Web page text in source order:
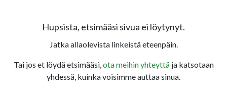
Hupsista, etsimääsi sivua ei löytynyt.
Jatka allaolevista linkeistä eteenpäin.
Tai jos et löydä etsimääsi,ota meihin yhteyttäja katsotaan
yhdessä, kuinka voisimme auttaa sinua.